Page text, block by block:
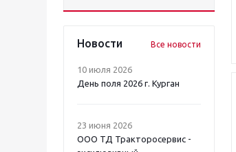
Новости Все новости
10 июля 2026
День поля 2026 г. Курган
23 июня 2026
ООО ТД Тракторосервис -